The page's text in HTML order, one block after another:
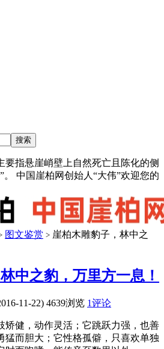
要指悬崖峭壁上自然死亡且陈化的侧
。 中国崖柏网创始人“大伟”欢迎您的
图文鉴赏 > 崖柏木雕豹子，林中之
中之豹，万里方一息！
11-22) 4639浏览 1评论
矫健，动作灵活；它跳跃力强，也善
猛而胆大；它性格孤僻，只喜欢单独